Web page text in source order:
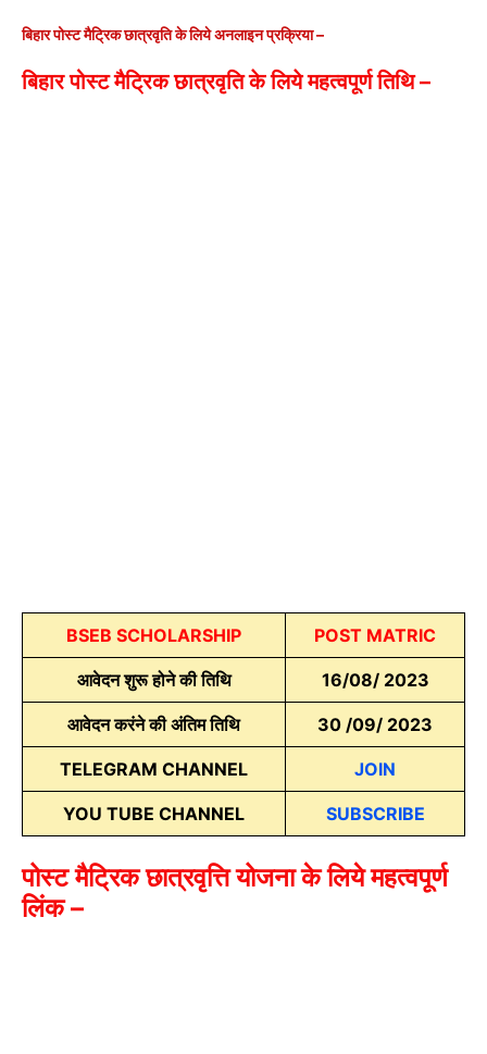
बिहार पोस्ट मैट्रिक छात्रवृति के लिये अनलाइन प्रक्रिया –
बिहार पोस्ट मैट्रिक छात्रवृति के लिये महत्वपूर्ण तिथि –
BSEB SCHOLARSHIP POST MATRIC
आवेदन शुरू होने की तिथि 16/08/ 2023
आवेदन करंने की अंतिम तिथि 30 /09/ 2023
TELEGRAM CHANNEL JOIN
YOU TUBE CHANNEL SUBSCRIBE
पोस्ट मैट्रिक छात्रवृत्ति योजना के लिये महत्वपूर्ण
लिंक –